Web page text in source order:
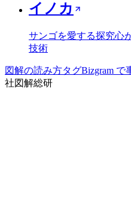
イノカ
サンゴを愛する探究心
技術
図解の読み方タグBizgram で
社図解総研